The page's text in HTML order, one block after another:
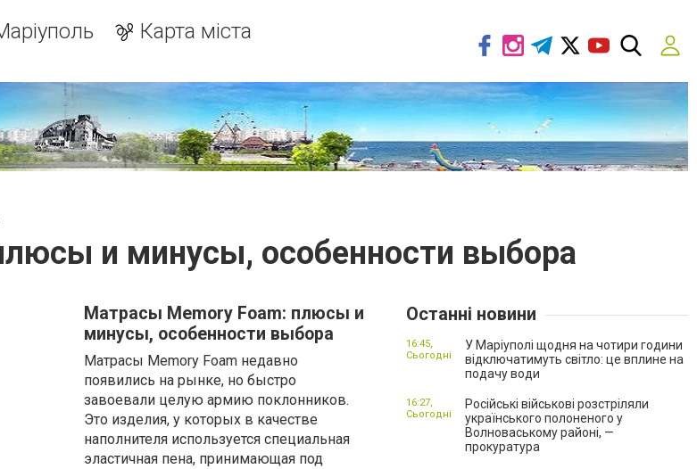
Карта міста
и минусы, особенности выбора
Матрасы Memory Foam: плюсы и
минусы, особенности выбора
Матрасы Memory Foam недавно
появились на рынке, но быстро
завоевали целую армию поклонников.
Это изделия, у которых в качестве
наполнителя используется специальная
эластичная пена, принимающая под
Останні новини
У Маріуполі щодня на чотири години
відключатимуть світло: це вплине на
подачу води
16:45,
Сьогодні
Російські військові розстріляли
українського полоненого у
Волноваському районі, —
прокуратура
16:27,
Сьогодні